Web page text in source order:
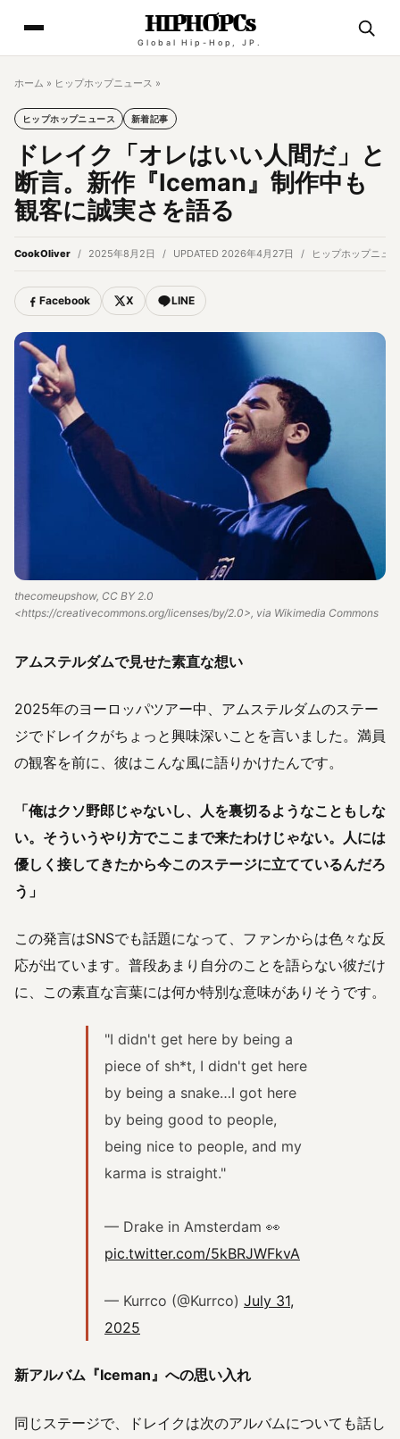
HIPHOPCs
Global Hip-Hop, JP.
ホーム » ヒップホップニュース »
ヒップホップニュース 新着記事
ドレイク「オレはいい人間だ」と
断言。新作『Iceman』制作中も
観客に誠実さを語る
CookOliver 2025年8月2日 UPDATED 2026年4月27日 ヒップホップニュ
Facebook X LINE
thecomeupshow, CC BY 2.0
<https://creativecommons.org/licenses/by/2.0>, via Wikimedia Commons
アムステルダムで見せた素直な想い
2025年のヨーロッパツアー中、アムステルダムのステー
ジでドレイクがちょっと興味深いことを言いました。満員
の観客を前に、彼はこんな風に語りかけたんです。
「俺はクソ野郎じゃないし、人を裏切るようなこともしな
い。そういうやり方でここまで来たわけじゃない。人には
優しく接してきたから今このステージに立てているんだろ
う」
この発言はSNSでも話題になって、ファンからは色々な反
応が出ています。普段あまり自分のことを語らない彼だけ
に、この素直な言葉には何か特別な意味がありそうです。
"I didn't get here by being a
piece of sh*t, I didn't get here
by being a snake…I got here
by being good to people,
being nice to people, and my
karma is straight."
— Drake in Amsterdam 👀
pic.twitter.com/5kBRJWFkvA
— Kurrco (@Kurrco) July 31,
2025
新アルバム『Iceman』への思い入れ
同じステージで、ドレイクは次のアルバムについても話し